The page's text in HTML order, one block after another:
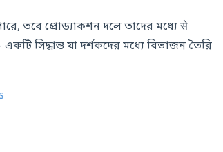
তবে প্রোড্যাকশন দলে তাদের মধ্যে से
সিদ্ধান্ত যা দর্শকদের মধ্যে বিভাজন তৈরি